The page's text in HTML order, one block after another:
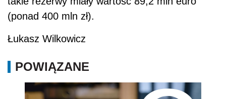
(ponad 400 mln zł).
Łukasz Wilkowicz
POWIĄZANE